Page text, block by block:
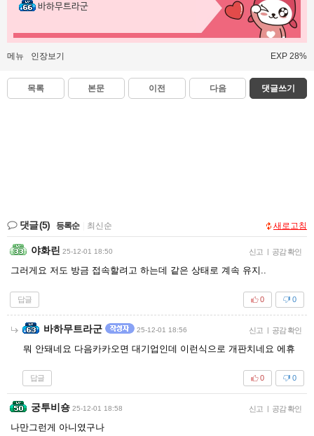
바하무트라군
메뉴 인장보기 EXP 28%
목록 본문 이전 다음 댓글쓰기
댓글(5) 등록순 최신순 새로고침
야화린 25-12-01 18:50 신고 | 공감 확인
그러게요 저도 방금 접속할려고 하는데 같은 상태로 계속 유지..
답글 0
0
바하무트라군 25-12-01 18:56 신고 | 공감 확인
뭐 안돼네요 다음카카오면 대기업인데 이런식으로 개판치네요 에휴
답글 0
0
궁투비숑 25-12-01 18:58 신고 | 공감 확인
나만그런게 아니였구나